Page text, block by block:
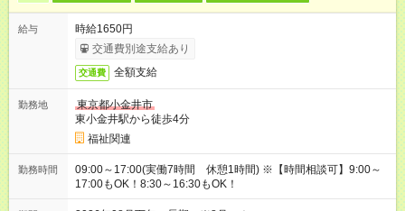
給与
時給1650円
交通費別途支給あり
交通費 全額支給
勤務地
東京都小金井市
東小金井駅から徒歩4分
福祉関連
勤務時間
09:00～17:00(実働7時間 休憩1時間) ※【時間相談可】9:00～
17:00もOK！8:30～16:30もOK！